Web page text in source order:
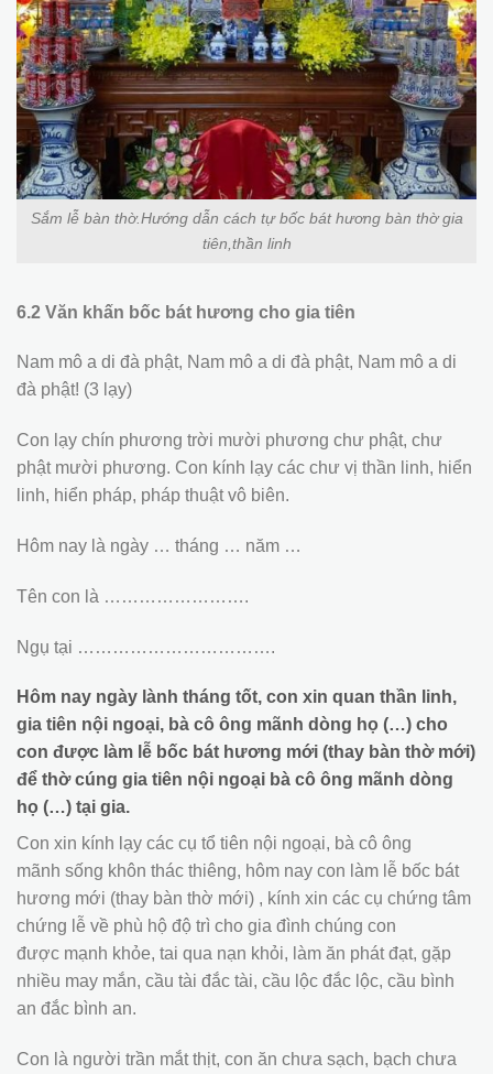
Sắm lễ bàn thờ.Hướng dẫn cách tự bốc bát hương bàn thờ gia
tiên,thần linh
6.2 Văn khấn bốc bát hương cho gia tiên
Nam mô a di đà phật, Nam mô a di đà phật, Nam mô a di
đà phật! (3 lạy)
Con lạy chín phương trời mười phương chư phật, chư
phật mười phương. Con kính lạy các chư vị thần linh, hiển
linh, hiển pháp, pháp thuật vô biên.
Hôm nay là ngày … tháng … năm …
Tên con là …………………….
Ngụ tại …………………………….
Hôm nay ngày lành tháng tốt, con xin quan thần linh,
gia tiên nội ngoại, bà cô ông mãnh dòng họ (…) cho
con được làm lễ bốc bát hương mới (thay bàn thờ mới)
để thờ cúng gia tiên nội ngoại bà cô ông mãnh dòng
họ (…) tại gia.
Con xin kính lạy các cụ tổ tiên nội ngoại, bà cô ông
mãnh sống khôn thác thiêng, hôm nay con làm lễ bốc bát
hương mới (thay bàn thờ mới) , kính xin các cụ chứng tâm
chứng lễ về phù hộ độ trì cho gia đình chúng con
được mạnh khỏe, tai qua nạn khỏi, làm ăn phát đạt, gặp
nhiều may mắn, cầu tài đắc tài, cầu lộc đắc lộc, cầu bình
an đắc bình an.
Con là người trần mắt thịt, con ăn chưa sạch, bạch chưa